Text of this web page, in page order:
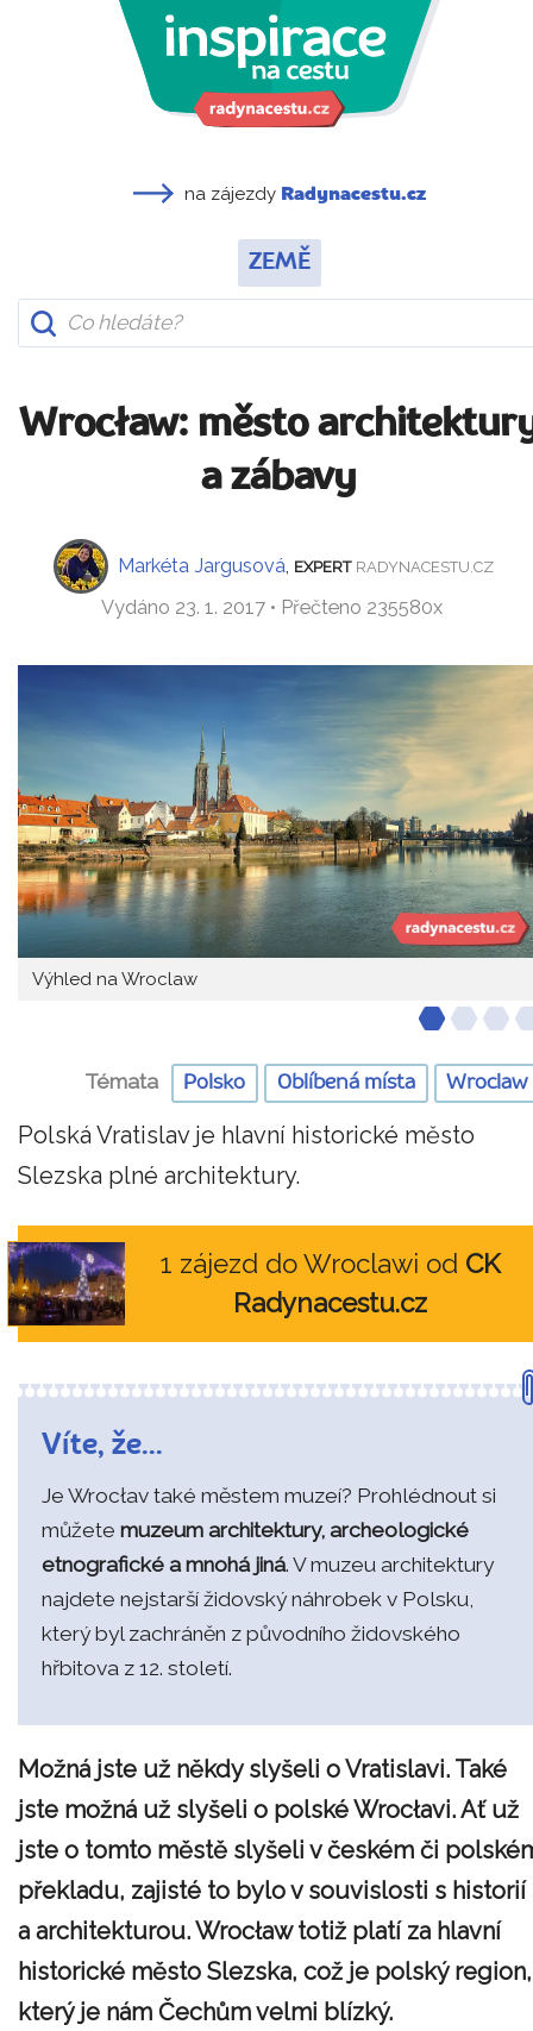
na zájezdy Radynacestu.cz
ZEMĚ
Wrocław: město
a zábavy
Markéta Jargusová EXPERT RADYNACESTU.CZ
Vydáno 23. 1. 2017 • Přečteno 235580x
Výhled na Wroclaw
Témata Polsko Oblíbená místa Wroclaw
Polská Vratislav je hlavní historické město
Slezska plné architektury.
1 zájezd do Wroclawi od CK
Radynacestu.cz
Víte, že...
Je Wrocłav také městem muzeí? Prohlédnout si
můžete muzeum architektury, archeologické
etnografické a mnohá jiná. V muzeu architektury
najdete nejstarší židovský náhrobek v Polsku,
který byl zachráněn z původního židovského
hřbitova z 12. století.
Možná jste už někdy slyšeli o Vratislavi. Také
jste možná už slyšeli o polské Wrocłavi. Ať už
jste o tomto městě slyšeli v českém či
překladu, zajisté to bylo v souvislosti s historií
a architekturou. Wrocław totiž platí za hlavní
historické město Slezska, což je polský region,
který je nám Čechům velmi blízký.